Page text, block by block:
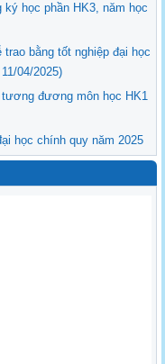
ký học phần HK3, năm học
bằng tốt nghiệp đại học
04/2025)
đương môn học HK1
học chính quy năm 2025